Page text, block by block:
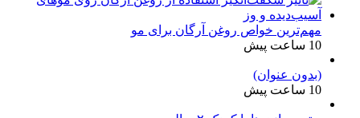
مهم‌ترین خواص روغن آرگان برای مو
10 ساعت پیش
(بدون عنوان)
10 ساعت پیش